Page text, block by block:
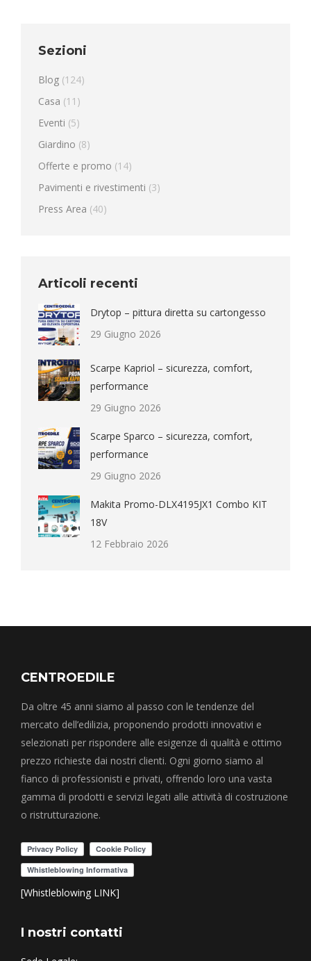
Sezioni
Blog (124)
Casa (11)
Eventi (5)
Giardino (8)
Offerte e promo (14)
Pavimenti e rivestimenti (3)
Press Area (40)
Articoli recenti
Drytop – pittura diretta su cartongesso
29 Giugno 2026
Scarpe Kapriol – sicurezza, comfort,
performance
29 Giugno 2026
Scarpe Sparco – sicurezza, comfort,
performance
29 Giugno 2026
Makita Promo-DLX4195JX1 Combo KIT
18V
12 Febbraio 2026
CENTROEDILE
Da oltre 45 anni siamo al passo con le tendenze del
mercato dell’edilizia, proponendo prodotti innovativi e
selezionati per rispondere alle esigenze di qualità e ottimo
prezzo richieste dai nostri clienti. Ogni giorno siamo al
fianco di professionisti e privati, offrendo loro una vasta
gamma di prodotti e servizi legati alle attività di costruzione
o ristrutturazione.
[Whistleblowing LINK]
I nostri contatti